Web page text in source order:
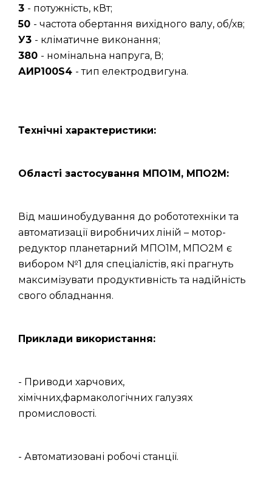
3 - потужність, кВт;
50 - частота обертання вихідного валу, об/хв;
У3 - кліматичне виконання;
380 - номінальна напруга, В;
АИР100S4 - тип електродвигуна.
Технічні характеристики:
Області застосування МПО1М, МПО2М:
Від машинобудування до робототехніки та
автоматизації виробничих ліній – мотор-
редуктор планетарний МПО1М, МПО2М є
вибором №1 для спеціалістів, які прагнуть
максимізувати продуктивність та надійність
свого обладнання.
Приклади використання:
- Приводи харчових,
хімічних,фармакологічних галузях
промисловості.
- Автоматизовані робочі станції.